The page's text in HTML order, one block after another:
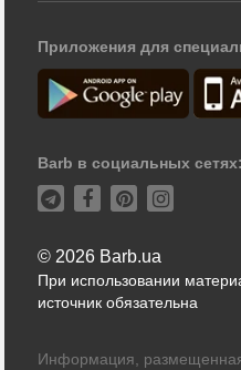
Приложения для
Barb в социальных сетях:
© 2026 Barb.ua
При использовании
источник обязательна
Информация,